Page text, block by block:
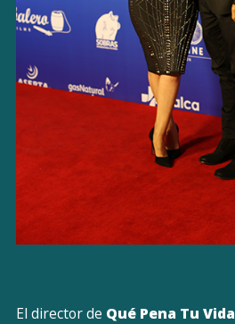
El director de Qué Pena Tu